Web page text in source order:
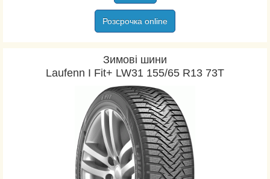
Firemax
Firestone
Fortune
Fronway
Fulda
General
Gislaved
Goodride
Goodyear
Hankook
Розсрочка online
Зимові шини
Laufenn I Fit+ LW31 155/65 R13 73T